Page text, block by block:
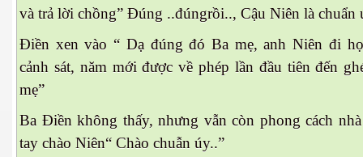
và trả lời chồng” Đúng ..đúngrồi.., Cậu Niên là chuẩn
Điền xen vào “ Dạ đúng đó Ba mẹ, anh Niên đi
cảnh sát, năm mới được về phép lần đầu tiên đến
mẹ”
Ba Điền không thấy, nhưng vẫn còn phong cách
tay chào Niên“ Chào chuẫn úy..”
Nguyên. P 3